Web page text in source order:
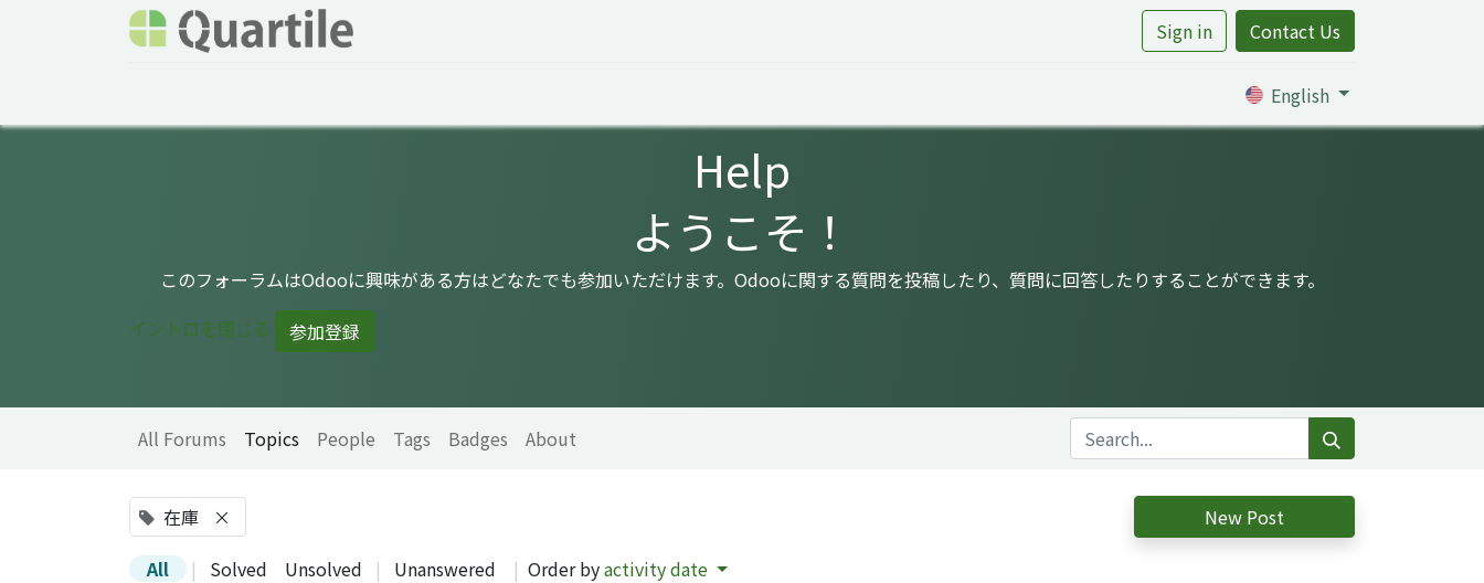
Sign in Contact Us
English
Help
ようこそ！
このフォーラムはOdooに興味がある方はどなたでも参加いただけます。Odooに関する質問を投稿したり、質問に回答したりすることができます。
イントロを閉じる
参加登録
All Forums Topics People Tags Badges About
在庫 ×
New Post
All
| Solved Unsolved | Unanswered | Order byactivity date